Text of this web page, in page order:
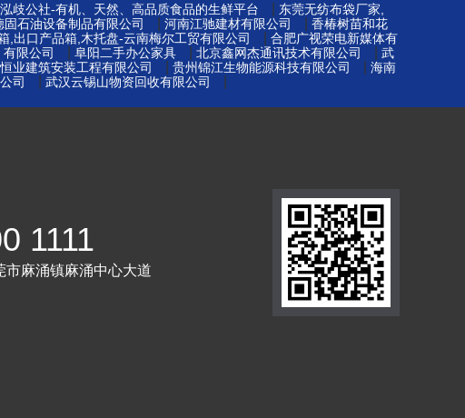
泓歧公社-有机、天然、高品质食品的生鲜平台
东莞无纺布袋厂家,
固石油设备制品有限公司 河南江驰建材有限公司
香椿树苗和花
,出口产品箱,木托盘-云南梅尔工贸有限公司
合肥广视荣电新媒体有
限公司 阜阳二手办公家具 北京鑫网杰通讯技术有限公司
武
业建筑安装工程有限公司 贵州锦江生物能源科技有限公司
海南
司 武汉云锡山物资回收有限公司
1111
市麻涌镇麻涌中心大道